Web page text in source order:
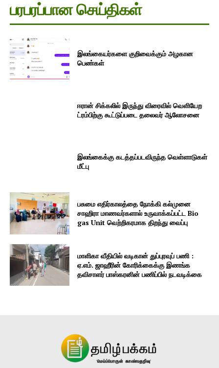
பரபரப்பான செய்திகள்
இலங்கையர்களை குறிவைக்கும் அழகான
பெண்கள்
ஈரான் சிக்கலில் இருந்து விரைவில் வெளியேற
ட்ரம்பிற்கு கூட்டுப்படை தலைவர் ஆலோசனை
இலங்கைக்கு கடத்தப்படவிருந்த வெள்ளாடுகள்
மீட்பு
பசுமை எதிர்காலத்தை நோக்கி கல்முனை
சாஹிரா மாணவர்களால் உருவாக்கப்பட்ட Bio
gas Unit வெற்றிகரமாக திறந்து வைப்பு
மாளிகா வீதியில் வடிகான் துப்புரவுப் பணி :
ஏ.எம். ஜாஹீரின் கோரிக்கைக்கு இணங்க
தவிசாளர் பாஸ்கரனின் பணிப்பில் நடவடிக்கை